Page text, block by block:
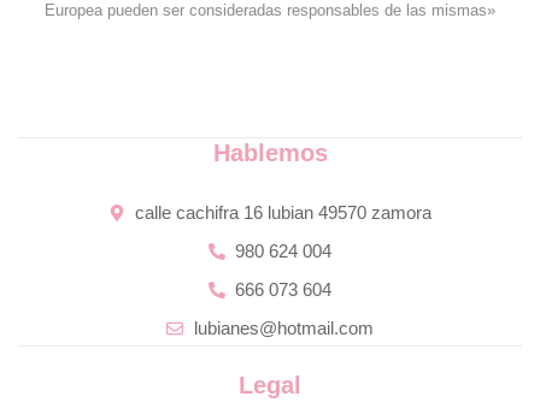
Europea pueden ser consideradas responsables de las mismas»
Legal
Hablemos
calle cachifra 16 lubian 49570 zamora
980 624 004
666 073 604
lubianes@hotmail.com